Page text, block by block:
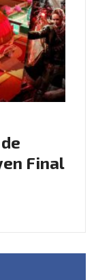
Final